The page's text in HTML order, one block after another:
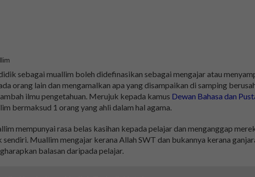
sebagai muallim boleh didefinasikan sebagai mengajar atau
orang lain dan mengamalkan apa yang disampaikan di samping
ilmu pengetahuan. Merujuk kepada kamus Dewan Bahasa dan
bermaksud 1 orang yang ahli dalam hal agama.
mempunyai rasa belas kasihan kepada pelajar dan menganggap
sendiri. Muallim mengajar kerana Allah SWT dan bukannya kerana
balasan daripada pelajar.